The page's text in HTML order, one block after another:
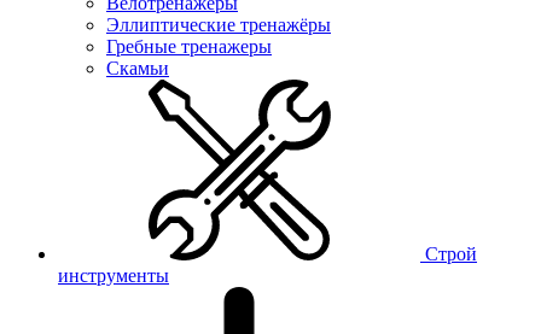
Эллиптические тренажёры
Гребные тренажеры
Скамьи
Строй
инструменты